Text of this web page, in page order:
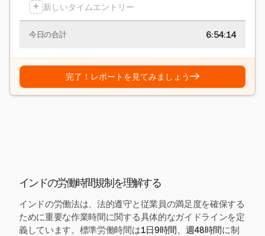
+ 新しいタイムエントリー
今日の合計 6:54:15
完了！レポートを見てみましょう→
インドの労働時間規制を理解する
インドの労働法は、法的遵守と従業員の満足度を確保する
ために重要な作業時間に関する具体的なガイドラインを定
義しています。標準労働時間は1日9時間、 週48時間に制